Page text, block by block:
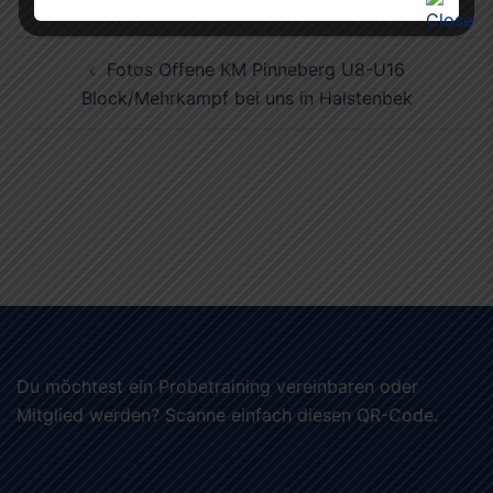
Fotos Offene KM Pinneberg U8-U16
Block/Mehrkampf bei uns in Halstenbek
Du möchtest ein Probetraining vereinbaren oder
Mitglied werden? Scanne einfach diesen QR-Code.